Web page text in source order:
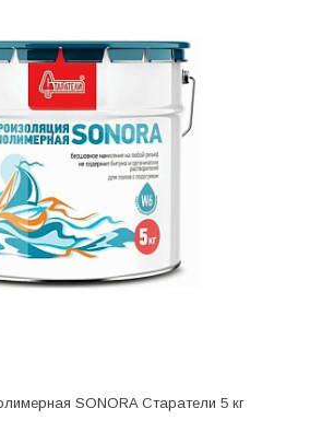
SONORA Старатели 5 кг